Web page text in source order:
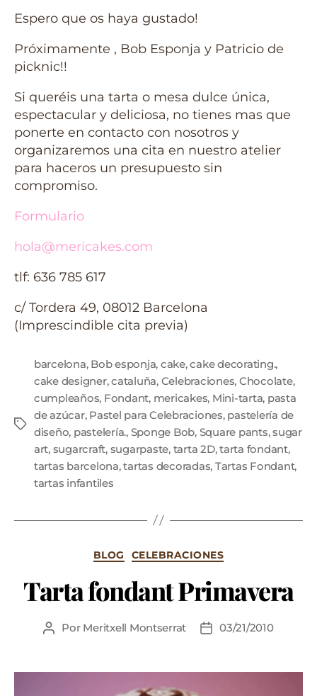
Espero que os haya gustado!
Próximamente , Bob Esponja y Patricio de
picknic!!
Si queréis una tarta o mesa dulce única,
espectacular y deliciosa, no tienes mas que
ponerte en contacto con nosotros y
organizaremos una cita en nuestro atelier
para haceros un presupuesto sin
compromiso.
Formulario
hola@mericakes.com
tlf: 636 785 617
c/ Tordera 49, 08012 Barcelona
(Imprescindible cita previa)
barcelona, Bob esponja, cake,cake decorating.,
cake designer,cataluña, Celebraciones, Chocolate,
cumpleaños, Fondant, mericakes, Mini-tarta, pasta
de azúcar, Pastel para Celebraciones, pastelería de
diseño, pastelería., Sponge Bob, Square pants,sugar
art, sugarcraft, sugarpaste, tarta 2D,tarta fondant,
tartas barcelona,tartas decoradas, Tartas Fondant,
tartas infantiles
BLOG CELEBRACIONES
Tarta fondant Primavera
Por Meritxell Montserrat 03/21/2010